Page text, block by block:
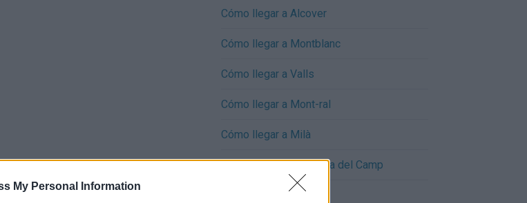
My Personal Information
de media y larga distancia de La plana
Cómo llegar a Alcover
Cómo llegar a Montblanc
Cómo llegar a Valls
Cómo llegar a Mont-ral
Cómo llegar a Milà
Cómo llegar a Figuerola del Camp
Cómo llegar a Vallmoll